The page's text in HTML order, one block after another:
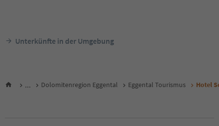
Unterkünfte in der Umgebung
... Dolomitenregion Eggental Eggental Tourismus Hotel